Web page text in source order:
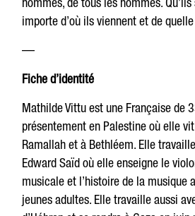
importe d’où ils viennent et de
—
Fiche d’identité
Mathilde Vittu est une Française de
présentement en Palestine où elle
Ramallah et à Bethléem. Elle
Edward Saïd où elle enseigne le
musicale et l’histoire de la musique
jeunes adultes. Elle travaille aussi